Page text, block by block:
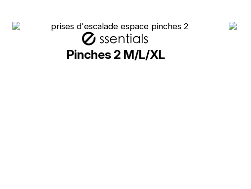
Pinches 2 M/L/XL